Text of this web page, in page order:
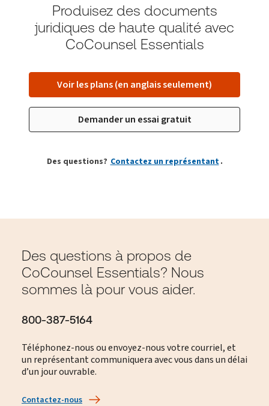
Produisez des documents
juridiques de haute qualité avec
CoCounsel Essentials
Voir les plans (en anglais seulement)
Demander un essai gratuit
Des questions? Contactez un représentant.
Des questions à propos de
CoCounsel Essentials? Nous
sommes là pour vous aider.
800-387-5164
Téléphonez-nous ou envoyez-nous votre courriel, et
un représentant communiquera avec vous dans un délai
d’un jour ouvrable.
Contactez-nous